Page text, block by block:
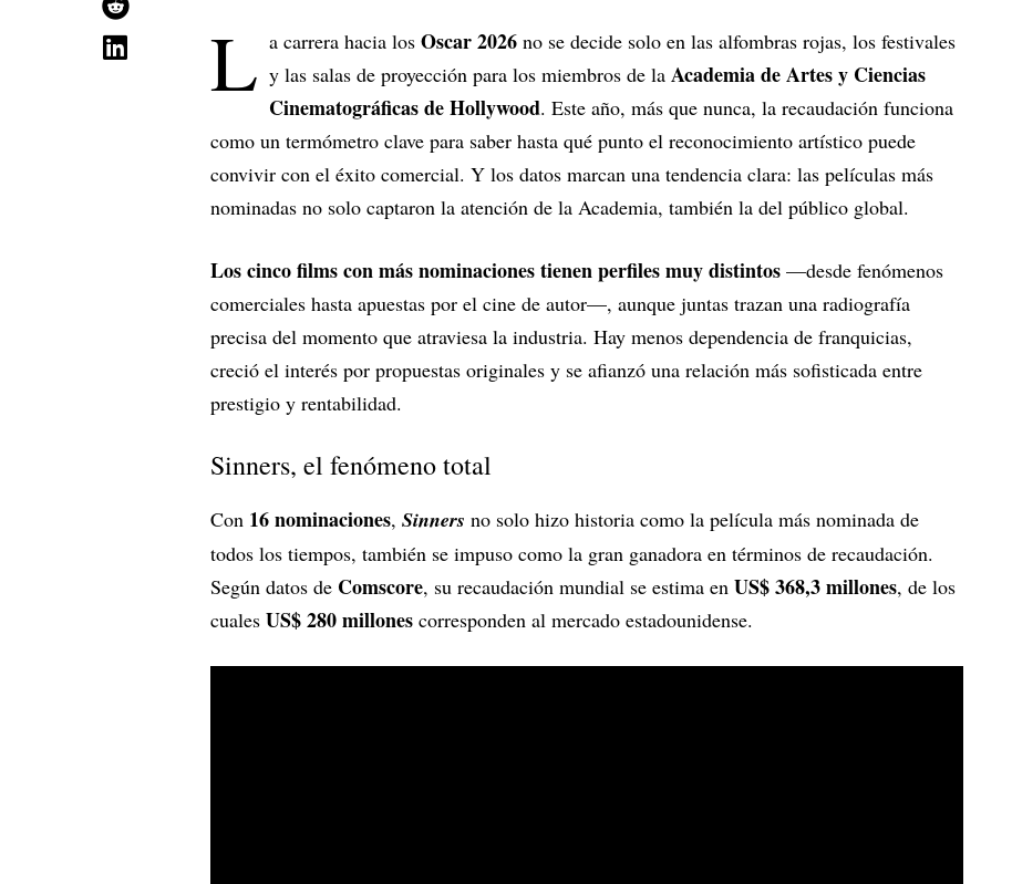
L a carrera hacia los Oscar 2026 no se decide solo en las alfombras rojas, los festivales
y las salas de proyección para los miembros de la Academia de Artes y Ciencias
Cinematográficas de Hollywood. Este año, más que nunca, la recaudación funciona
como un termómetro clave para saber hasta qué punto el reconocimiento artístico puede
convivir con el éxito comercial. Y los datos marcan una tendencia clara: las películas más
nominadas no solo captaron la atención de la Academia, también la del público global.
Los cinco films con más nominaciones tienen perfiles muy distintos —desde fenómenos
comerciales hasta apuestas por el cine de autor—, aunque juntas trazan una radiografía
precisa del momento que atraviesa la industria. Hay menos dependencia de franquicias,
creció el interés por propuestas originales y se afianzó una relación más sofisticada entre
prestigio y rentabilidad.
Sinners, el fenómeno total
Con 16 nominaciones, Sinners no solo hizo historia como la película más nominada de
todos los tiempos, también se impuso como la gran ganadora en términos de recaudación.
Según datos de Comscore, su recaudación mundial se estima en US$ 368,3 millones, de los
cuales US$ 280 millones corresponden al mercado estadounidense.